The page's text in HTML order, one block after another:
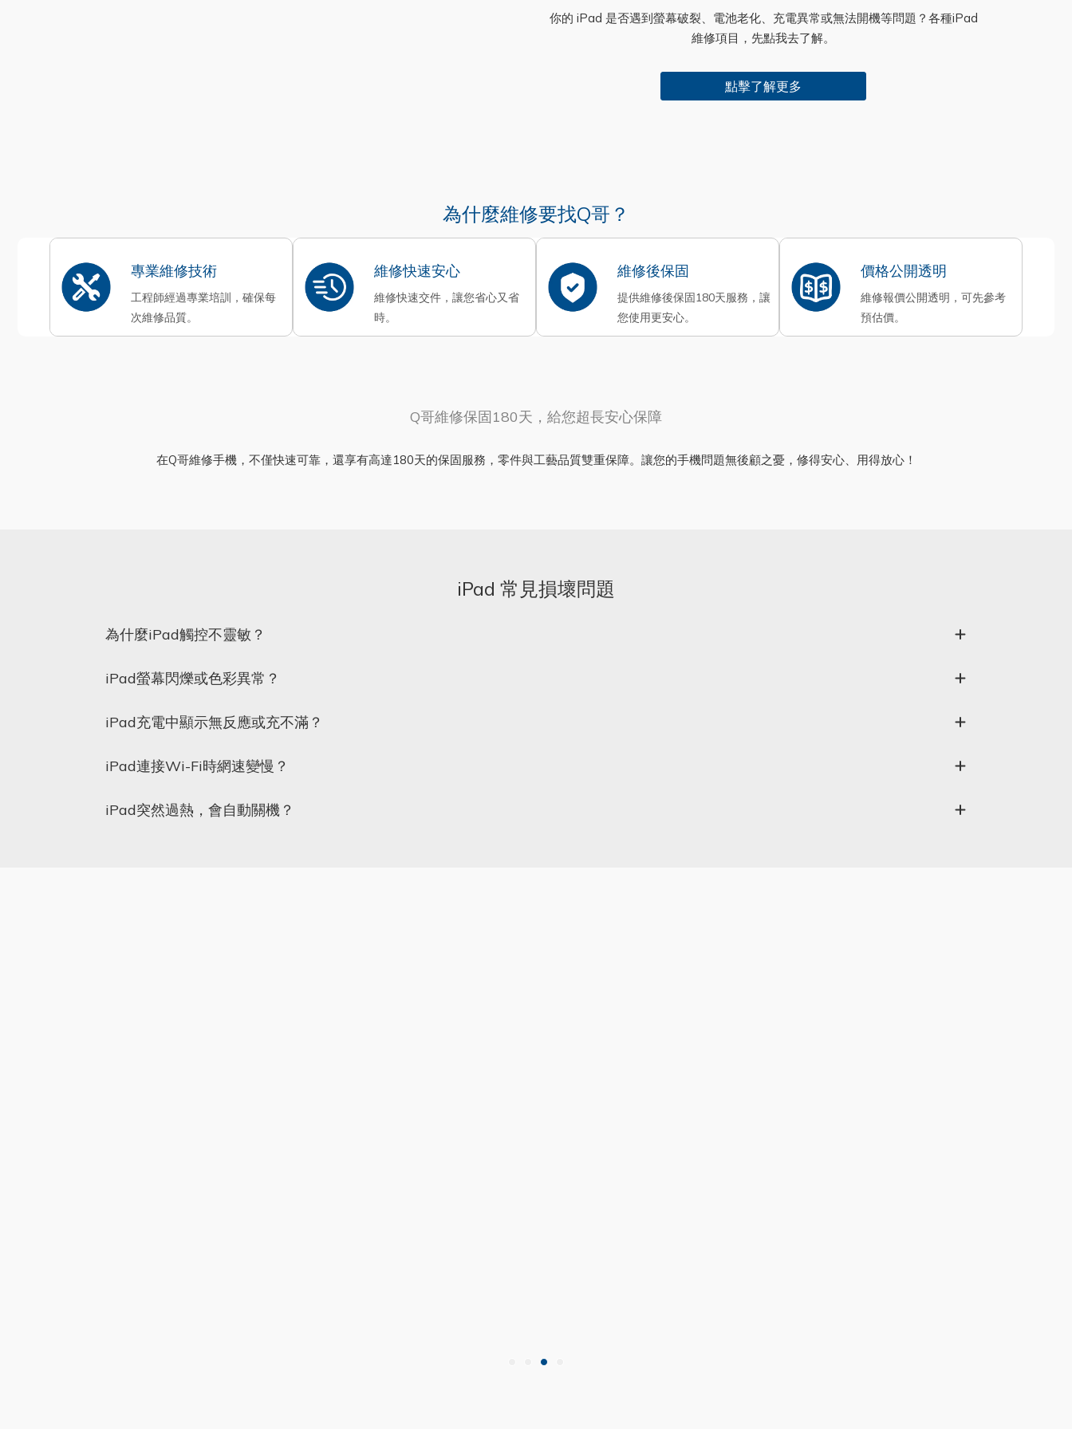
你的 iPad 是否遇到螢幕破裂、電池老化、充電異常或無法開機等問題？各種iPad
維修項目，先點我去了解。
點擊了解更多
為什麼維修要找Q哥？
專業維修技術
工程師經過專業培訓，確保每
次維修品質。
維修快速安心
維修快速交件，讓您省心又省
時。
維修後保固
提供維修後保固180天服務，讓
您使用更安心。
價格公開透明
維修報價公開透明，可先參考
預估價。
Q哥維修保固180天，給您超長安心保障
在Q哥維修手機，不僅快速可靠，還享有高達180天的保固服務，零件與工藝品質雙重保障。讓您的手機問題無後顧之憂，修得安心、用得放心！
iPad 常見損壞問題
為什麼iPad觸控不靈敏？
iPad螢幕閃爍或色彩異常？
iPad充電中顯示無反應或充不滿？
iPad連接Wi-Fi時網速變慢？
iPad突然過熱，會自動關機？